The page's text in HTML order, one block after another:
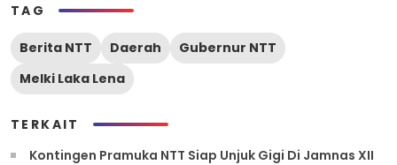
TAG
Berita NTT Daerah
Gubernur NTT
Melki Laka Lena
TERKAIT
Kontingen Pramuka NTT Siap Unjuk Gigi Di Jamnas XII